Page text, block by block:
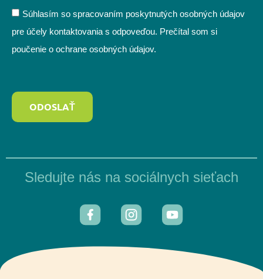
Súhlasím so spracovaním poskytnutých osobných údajov
pre účely kontaktovania s odpoveďou. Prečítal som si
poučenie o ochrane osobných údajov.
ODOSLAŤ
Sledujte nás na sociálnych sieťach